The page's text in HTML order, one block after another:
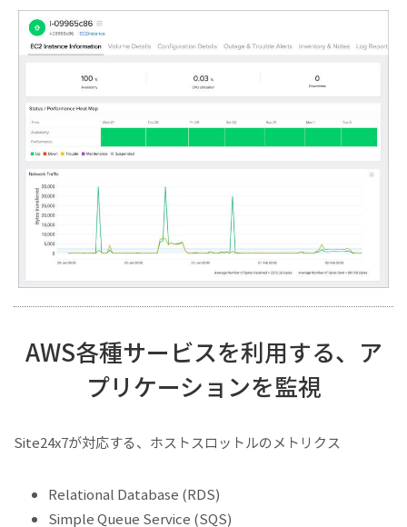
AWS各種サービスを利用する、ア
プリケーションを監視
Site24x7が対応する、ホストスロットルのメトリクス
Relational Database (RDS)
Simple Queue Service (SQS)